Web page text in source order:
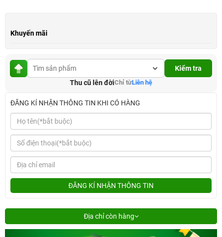
Khuyến mãi
Kiểm tra
Thu cũ lên đờiChỉ từLiên hệ
ĐĂNG KÍ NHẬN THÔNG TIN KHI CÓ HÀNG
ĐĂNG KÍ NHẬN THÔNG TIN
Địa chỉ còn hàng